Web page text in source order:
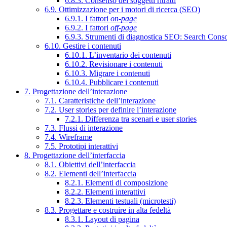
6.9. Ottimizzazione per i motori di ricerca (SEO)
6.9.1. I fattori on-page
6.9.2. I fattori off-page
6.9.3. Strumenti di diagnostica SEO: Search
6.10. Gestire i contenuti
6.10.1. L’inventario dei contenuti
6.10.2. Revisionare i contenuti
6.10.3. Migrare i contenuti
6.10.4. Pubblicare i contenuti
7. Progettazione dell’interazione
7.1. Caratteristiche dell’interazione
7.2. User stories per definire l’interazione
7.2.1. Differenza tra scenari e user stories
7.3. Flussi di interazione
7.4. Wireframe
7.5. Prototipi interattivi
8. Progettazione dell’interfaccia
8.1. Obiettivi dell’interfaccia
8.2. Elementi dell’interfaccia
8.2.1. Elementi di composizione
8.2.2. Elementi interattivi
8.2.3. Elementi testuali (microtesti)
8.3. Progettare e costruire in alta fedeltà
8.3.1. Layout di pagina